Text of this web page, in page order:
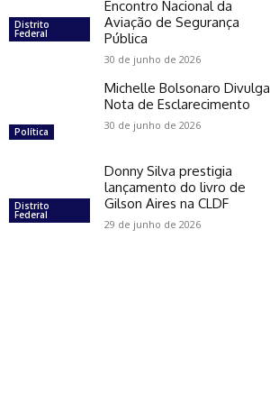
Distrito
Federal
Encontro Nacional da
Aviação de Segurança
Pública
30 de junho de 2026
Política
Michelle Bolsonaro Divulga
Nota de Esclarecimento
30 de junho de 2026
Distrito
Federal
Donny Silva prestigia
lançamento do livro de
Gilson Aires na CLDF
29 de junho de 2026